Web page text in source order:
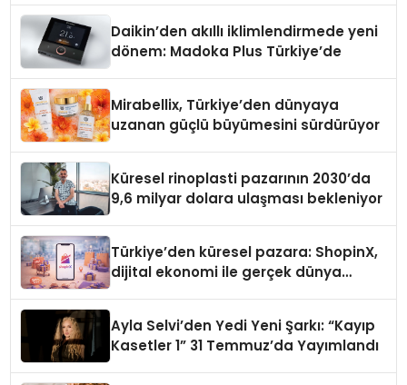
Daikin’den akıllı iklimlendirmede yeni
dönem: Madoka Plus Türkiye’de
Mirabellix, Türkiye’den dünyaya
uzanan güçlü büyümesini sürdürüyor
Küresel rinoplasti pazarının 2030’da
9,6 milyar dolara ulaşması bekleniyor
Türkiye’den küresel pazara: ShopinX,
dijital ekonomi ile gerçek dünya
Ayla Selvi’den Yedi Yeni Şarkı: “Kayıp
Kasetler 1” 31 Temmuz’da Yayımlandı